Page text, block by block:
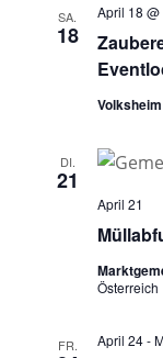
SA.
18
April 18 @
DI.
21
April 21
Österreich
FR. April 24-